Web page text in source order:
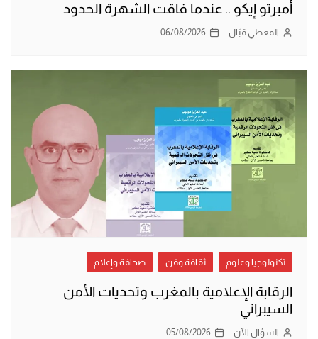
أمبرتو إيكو .. عندما فاقت الشهرة الحدود
المعطي قبّال 06/08/2026
تكنولوجيا وعلوم ثقافة وفن صحافة وإعلام
الرقابة الإعلامية بالمغرب وتحديات الأمن
السيبراني
السؤال الآن 05/08/2026